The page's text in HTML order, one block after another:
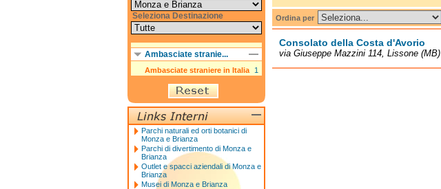
Ordina per
Consolato della Costa d'Avorio
via Giuseppe Mazzini 114, Lissone (MB)
Seleziona Destinazione
Ambasciate stranie...
Ambasciate straniere in Italia 1
Parchi naturali ed orti botanici di
Monza e Brianza
Parchi di divertimento di Monza e
Brianza
Outlet e spacci aziendali di Monza e
Brianza
Musei di Monza e Brianza